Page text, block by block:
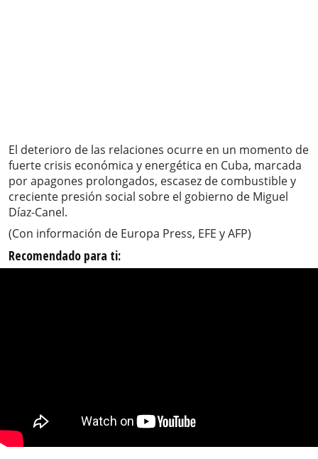
El deterioro de las relaciones ocurre en un momento de
fuerte crisis económica y energética en Cuba, marcada
por apagones prolongados, escasez de combustible y
creciente presión social sobre el gobierno de Miguel
Díaz-Canel.
(Con información de Europa Press, EFE y AFP)
Recomendado para ti: